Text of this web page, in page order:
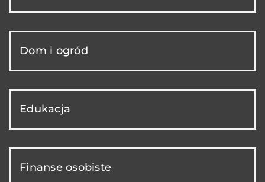
Dom i ogród
Edukacja
Finanse osobiste